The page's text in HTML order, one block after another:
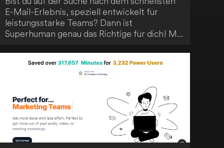
E-Mail-Erlebnis, speziell entwickelt für
leistungsstarke Teams? Dann ist
Superhuman genau das Richtige für dich! Mit
gestütztem Schreiben, Zusammenfassungen
und geteilten Posteingängen kannst du die E-
Mail-Bearbeitung enorm beschleunigen.
Profitiere von bis zu 4 Stunden Zeitersparnis
pro Woche und konzentriere dich auf das
Wesentliche.